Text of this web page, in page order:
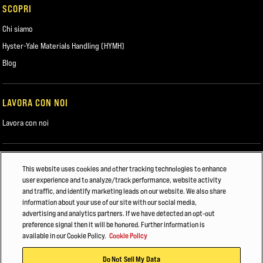
SCOPRI
Chi siamo
Hyster-Yale Materials Handling (HYMH)
Blog
LAVORA CON NOI
Lavora con noi
Hyster Power Match
TOC Europe
MOVIMENTAZIONE DI CONTAINER E ROADMAP PER...
© 2026 Hyster-Yale Materials Handling, Inc., tutti i diritti riservati.
This website uses cookies and other tracking technologies to enhance
user experience and to analyze/track performance, website activity
and traffic, and identify marketing leads on our website. We also share
information about your use of our site with our social media,
advertising and analytics partners. If we have detected an opt-out
preference signal then it will be honored. Further information is
available in our Cookie Policy. Cookie Policy
Do Not Sell My Data